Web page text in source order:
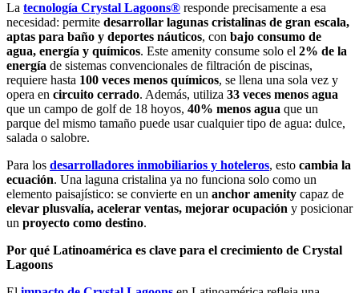
La tecnología Crystal Lagoons® responde precisamente a esa
necesidad: permite desarrollar lagunas cristalinas de gran escala,
aptas para baño y deportes náuticos, con bajo consumo de
agua, energía y químicos. Este amenity consume solo el 2% de la
energía de sistemas convencionales de filtración de piscinas,
requiere hasta 100 veces menos químicos, se llena una sola vez y
opera en circuito cerrado. Además, utiliza 33 veces menos agua
que un campo de golf de 18 hoyos, 40% menos agua que un
parque del mismo tamaño puede usar cualquier tipo de agua: dulce,
salada o salobre.
Para los desarrolladores inmobiliarios y hoteleros, esto cambia la
ecuación. Una laguna cristalina ya no funciona solo como un
elemento paisajístico: se convierte en un anchor amenity capaz de
elevar plusvalía, acelerar ventas, mejorar ocupación y posicionar
un proyecto como destino.
Por qué Latinoamérica es clave para el crecimiento de Crystal
Lagoons